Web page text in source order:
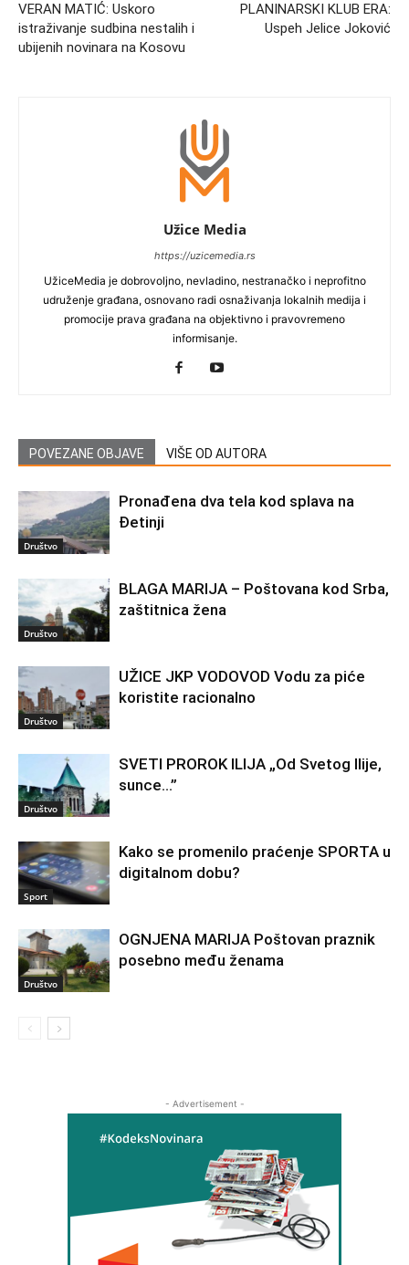
VERAN MATIĆ: Uskoro
istraživanje sudbina nestalih i
ubijenih novinara na Kosovu
PLANINARSKI KLUB ERA:
Uspeh Jelice Joković
Užice Media
https://uzicemedia.rs
UžiceMedia je dobrovoljno, nevladino, nestranačko i neprofitno
udruženje građana, osnovano radi osnaživanja lokalnih medija i
promocije prava građana na objektivno i pravovremeno
informisanje.
POVEZANE OBJAVE VIŠE OD AUTORA
Društvo
Pronađena dva tela kod splava na
Đetinji
Društvo
BLAGA MARIJA – Poštovana kod Srba,
zaštitnica žena
Društvo
UŽICE JKP VODOVOD Vodu za piće
koristite racionalno
Društvo
SVETI PROROK ILIJA „Od Svetog Ilije,
sunce…”
Sport
Kako se promenilo praćenje SPORTA u
digitalnom dobu?
Društvo
OGNJENA MARIJA Poštovan praznik
posebno među ženama
- Advertisement -